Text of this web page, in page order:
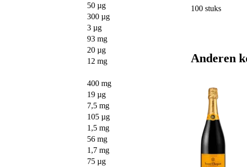
50 µg
300 µg
3 µg
93 mg
20 µg
12 mg
400 mg
19 µg
7,5 mg
105 µg
1,5 mg
56 mg
1,7 mg
75 µg
100 stuks
Anderen